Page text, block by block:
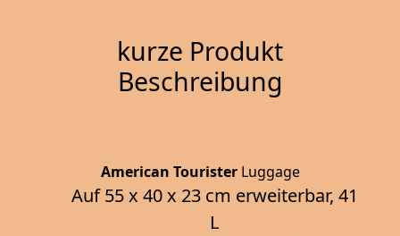
kurze Produkt
Beschreibung
American TouristerLuggage
Auf 55 x 40 x 23 cm erweiterbar, 41
L